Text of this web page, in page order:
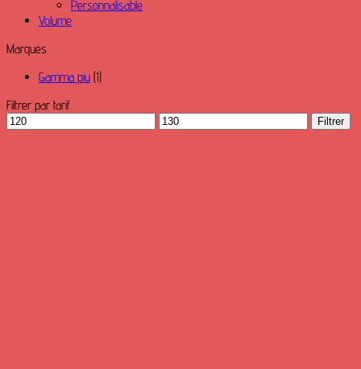
Personnalisable
Volume
Marques
Gamma piu (1)
Filtrer par tarif
Prix
min
Prix
max
Filtrer